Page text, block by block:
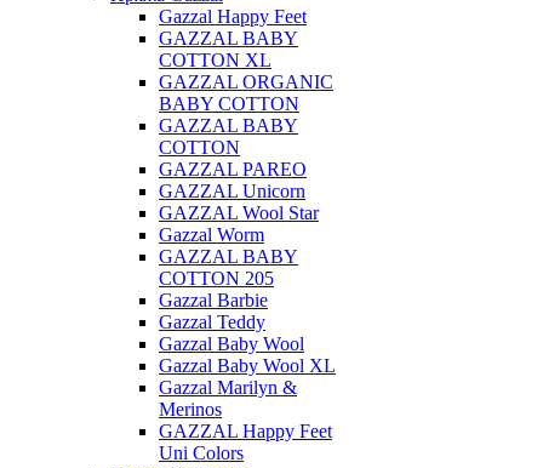
Gazzal Happy Feet
GAZZAL BABY
COTTON XL
GAZZAL ORGANIC
BABY COTTON
GAZZAL BABY
COTTON
GAZZAL PAREO
GAZZAL Unicorn
GAZZAL Wool Star
Gazzal Worm
GAZZAL BABY
COTTON 205
Gazzal Barbie
Gazzal Teddy
Gazzal Baby Wool
Gazzal Baby Wool XL
Gazzal Marilyn &
Merinos
GAZZAL Happy Feet
Uni Colors